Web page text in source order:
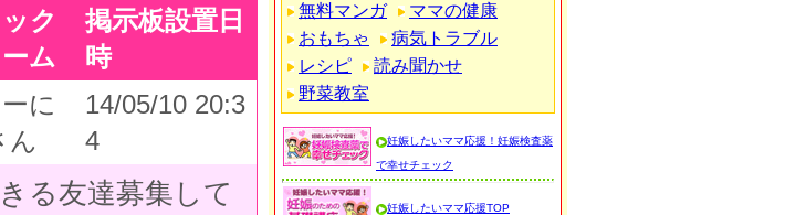
ク
ム
掲示板設置日
時
に
ん
14/05/10 20:3
4
る友達募集して
無料マンガ
ママの健康
おもちゃ
病気トラブル
レシピ
読み聞かせ
野菜教室
妊娠したいママ応援！妊娠検査薬
で幸せチェック
妊娠したいママ応援TOP